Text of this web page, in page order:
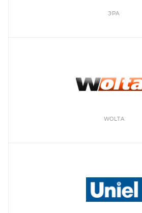
ЭРА
WOLTA